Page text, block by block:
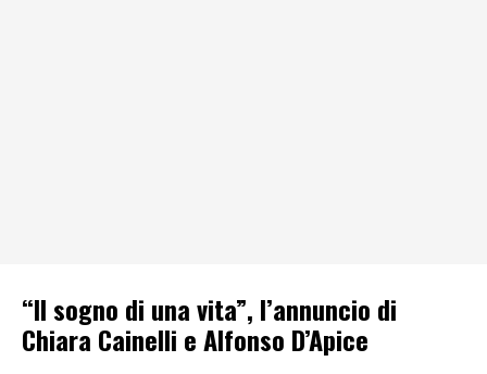
“Il sogno di una vita”, l’annuncio di
Chiara Cainelli e Alfonso D’Apice